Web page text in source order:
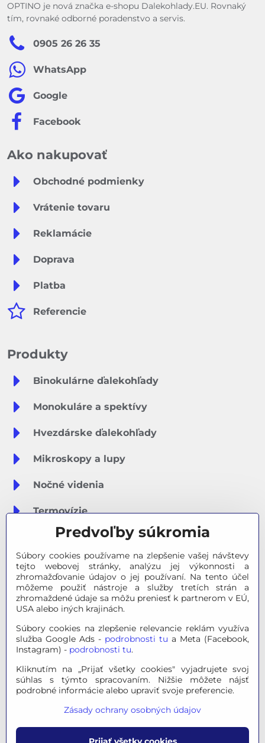
OPTINO je nová značka e-shopu Dalekohlady.EU. Rovnaký
tím, rovnaké odborné poradenstvo a servis.
0905 26 26 35
WhatsApp
Google
Facebook
Ako nakupovať
Obchodné podmienky
Vrátenie tovaru
Reklamácie
Doprava
Platba
Referencie
Produkty
Binokulárne ďalekohľady
Monokuláre a spektívy
Hvezdárske ďalekohľady
Mikroskopy a lupy
Nočné videnia
Termovízie
Meteostanice
Značky
Výpredaj
Tipy na darčeky
Poradňa - Ako si vybrať
© 2026 OPTINO s.r.o., všetky práva vyhradené. Všetky logá a
vlastníka.
Mapa stránok|Právne informácie|Ochrana osobných
Predvoľby súkromia
Súbory cookies používame na zlepšenie vašej návštevy
tejto webovej stránky, analýzu jej výkonnosti a
zhromažďovanie údajov o jej používaní. Na tento účel
môžeme použiť nástroje a služby tretích strán a
zhromaždené údaje sa môžu preniesť k partnerom v EÚ,
USA alebo iných krajinách.
Súbory cookies na zlepšenie relevancie reklám využíva
služba Google Ads - podrobnosti tu a Meta (Facebook,
Instagram) - podrobnosti tu.
Kliknutím na „Prijať všetky cookies" vyjadrujete svoj
súhlas s týmto spracovaním. Nižšie môžete nájsť
podrobné informácie alebo upraviť svoje preferencie.
Zásady ochrany osobných údajov